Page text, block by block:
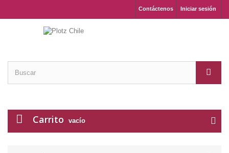
Iniciar sesión
Contáctenos
Carrito vacío